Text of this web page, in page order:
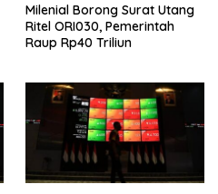
Milenial Borong Surat Utang
Ritel ORI030, Pemerintah
Raup Rp40 Triliun